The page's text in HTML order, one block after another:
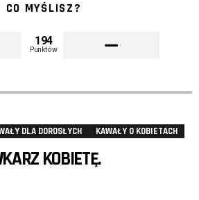
CO MYŚLISZ?
194
Punktów
DLA DOROSŁYCH KAWAŁY O KOBIETACH
KOBIETĘ.